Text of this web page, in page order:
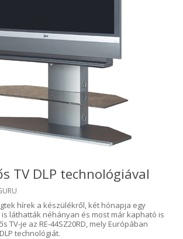
TV DLP technológiával
hírek a készülékről, két hónapja egy
láthatták néhányan és most már kapható is
TV-je az RE-44SZ20RD, mely Európában
technológiát.